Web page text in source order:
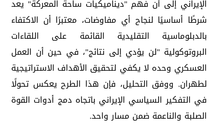
الإيراني إلى أن فهم "ديناميكيات ساحة المعركة" يعد
شرطًا أساسيًا لنجاح أي مفاوضات، معتبرًا أن الاكتفاء
بالدبلوماسية التقليدية القائمة على اللقاءات
البروتوكولية "لن يؤدي إلى نتائج"، في حين أن العمل
العسكري وحده لا يكفي لتحقيق الأهداف الاستراتيجية
لطهران. ووفق التحليل، فإن هذا الطرح يعكس تحولًا
في التفكير السياسي الإيراني باتجاه دمج أدوات القوة
الصلبة والناعمة ضمن مسار واحد.